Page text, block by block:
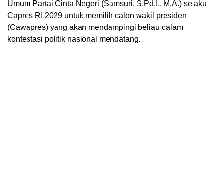
Umum Partai Cinta Negeri (Samsuri, S.Pd.I., M.A.) selaku
Capres RI 2029 untuk memilih calon wakil presiden
(Cawapres) yang akan mendampingi beliau dalam
kontestasi politik nasional mendatang.